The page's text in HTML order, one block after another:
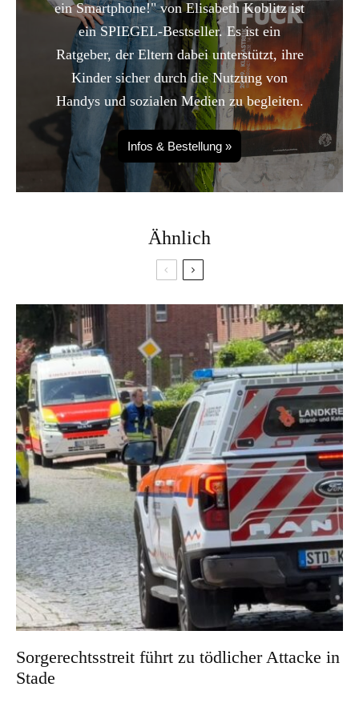
ein Smartphone!" von Elisabeth Koblitz ist
ein SPIEGEL-Bestseller. Es ist ein
Ratgeber, der Eltern dabei unterstützt, ihre
Kinder sicher durch die Nutzung von
Handys und sozialen Medien zu begleiten.
Infos & Bestellung »
Ähnlich
Sorgerechtsstreit führt zu tödlicher Attacke in
Stade